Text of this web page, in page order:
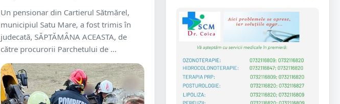
Un pensionar din Cartierul Sătmărel,
municipiul Satu Mare, a fost trimis în
judecată, SĂPTĂMÂNA ACEASTA, de
către procurorii Parchetului de ...